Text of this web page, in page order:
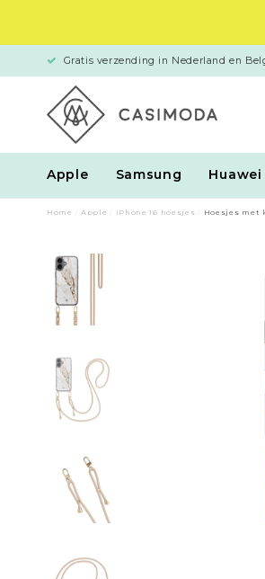
Gratis verzending in Nederland en
Apple Samsung Huawei
Home Apple iPhone 16 hoesjes Hoesjes met